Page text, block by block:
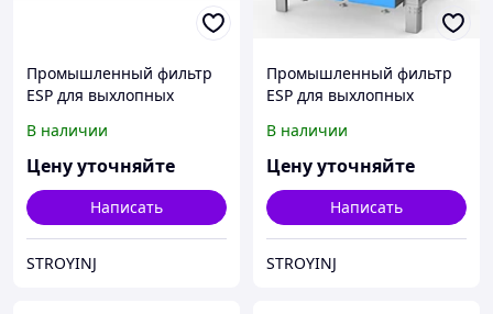
Промышленный фильтр
ESP для выхлопных
В наличии
Цену уточняйте
Написать
STROYINJ
Промышленный фильтр
ESP для выхлопных
В наличии
Цену уточняйте
Написать
STROYINJ